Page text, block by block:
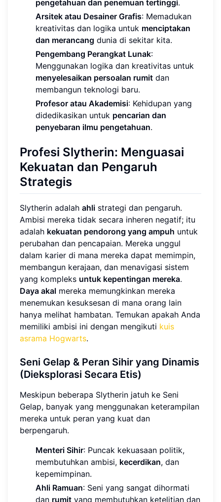
pengetahuan dan penemuan tertinggi.
Arsitek atau Desainer Grafis: Memadukan
kreativitas dan logika untuk menciptakan
dan merancang dunia di sekitar kita.
Pengembang Perangkat Lunak:
Menggunakan logika dan kreativitas untuk
menyelesaikan persoalan rumit dan
membangun teknologi baru.
Profesor atau Akademisi: Kehidupan yang
didedikasikan untuk pencarian dan
penyebaran ilmu pengetahuan.
Profesi Slytherin: Menguasai
Kekuatan dan Pengaruh
Strategis
Slytherin adalah ahli strategi dan pengaruh.
Ambisi mereka tidak secara inheren negatif; itu
adalah kekuatan pendorong yang ampuh untuk
perubahan dan pencapaian. Mereka unggul
dalam karier di mana mereka dapat memimpin,
membangun kerajaan, dan menavigasi sistem
yang kompleks untuk kepentingan mereka.
Daya akal mereka memungkinkan mereka
menemukan kesuksesan di mana orang lain
hanya melihat hambatan. Temukan apakah Anda
memiliki ambisi ini dengan mengikuti kuis
asrama Hogwarts.
Seni Gelap & Peran Sihir yang Dinamis
(Dieksplorasi Secara Etis)
Meskipun beberapa Slytherin jatuh ke Seni
Gelap, banyak yang menggunakan keterampilan
mereka untuk peran yang kuat dan
berpengaruh.
Menteri Sihir: Puncak kekuasaan politik,
membutuhkan ambisi, kecerdikan, dan
kepemimpinan.
Ahli Ramuan: Seni yang sangat dihormati
dan rumit yang membutuhkan ketelitian dan